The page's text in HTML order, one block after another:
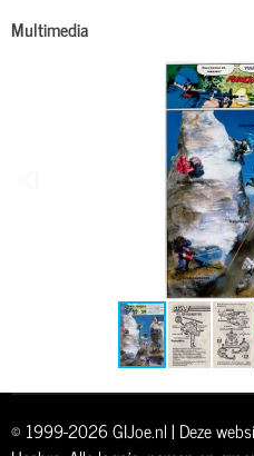
Multimedia
© 1999-2026 GIJoe.nl | Deze